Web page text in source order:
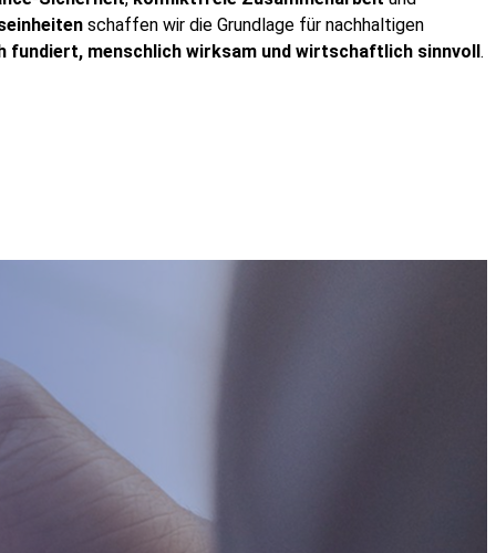
schaffen wir die Grundlage für nachhaltigen
fundiert, menschlich wirksam und wirtschaftlich sinnvoll.